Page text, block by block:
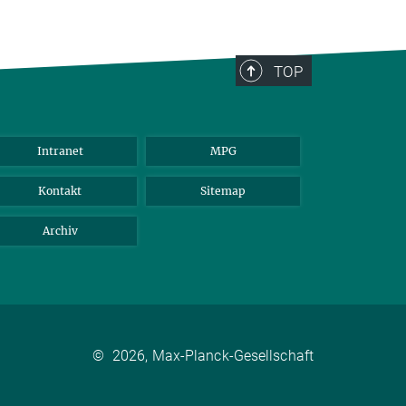
TOP
Intranet MPG
Kontakt Sitemap
Archiv
© 2026, Max-Planck-Gesellschaft